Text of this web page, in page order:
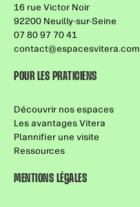
16 rue Victor Noir
92200 Neuilly-sur-Seine
07 80 97 70 41
contact@espacesvitera.com
POUR LES PRATICIENS
Découvrir nos espaces
Les avantages Vitera
Plannifier une visite
Ressources
MENTIONS LÉGALES